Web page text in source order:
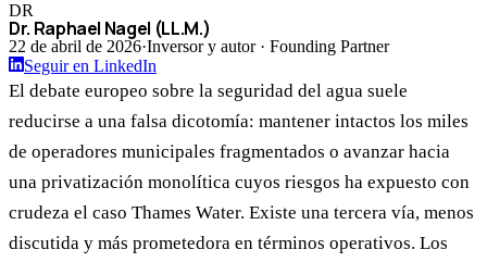
DR
Dr. Raphael Nagel (LL.M.)
22 de abril de 2026·Inversor y autor · Founding Partner
Seguir en LinkedIn
El debate europeo sobre la seguridad del agua suele
reducirse a una falsa dicotomía: mantener intactos los miles
de operadores municipales fragmentados o avanzar hacia
una privatización monolítica cuyos riesgos ha expuesto con
crudeza el caso Thames Water. Existe una tercera vía, menos
discutida y más prometedora en términos operativos. Los